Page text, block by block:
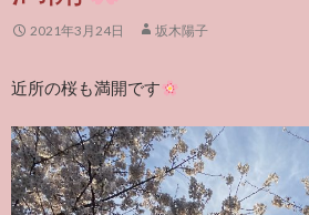
2021年3月24日 坂木陽子
近所の桜も満開です